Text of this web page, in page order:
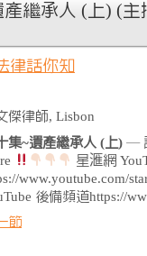
繼承人 (上) (主
律話你知
傑律師, Lisbon
集~遺產繼承人 (上) —
星滙網
www.youtube.com/
後備頻道https://
節